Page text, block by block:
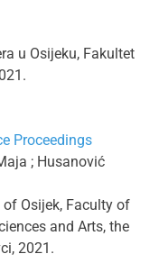
u Osijeku, Fakultet
Proceedings
; Husanović
Osijek, Faculty of
and Arts, the
2021.